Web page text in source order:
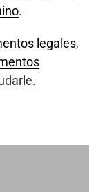
.
legales,